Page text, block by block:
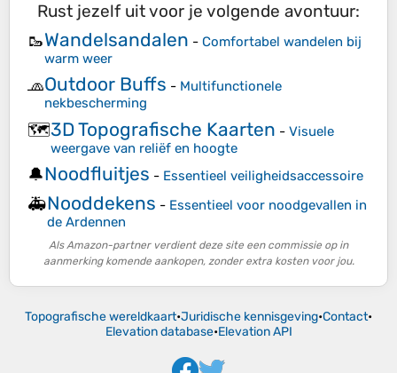
Rust jezelf uit voor je volgende avontuur:
🥾Wandelsandalen - Comfortabel wandelen bij
warm weer
🧢Outdoor Buffs - Multifunctionele
nekbescherming
🗺️3D Topografische Kaarten - Visuele
weergave van reliëf en hoogte
🔔Noodfluitjes - Essentieel veiligheidsaccessoire
🚑Nooddekens - Essentieel voor noodgevallen in
de Ardennen
Als Amazon-partner verdient deze site een commissie op in
aanmerking komende aankopen, zonder extra kosten voor jou.
Topografische wereldkaart•Juridische kennisgeving•Contact•
Elevation database•Elevation API